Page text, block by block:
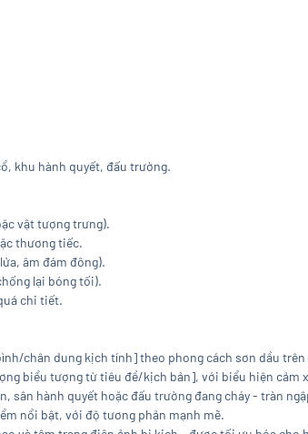
khu hành quyết, đấu trường.
vật tượng trưng).
thương tiếc.
âm đám đông).
lại bóng tối).
chi tiết.
chân dung kịch tính] theo phong cách sơn dầu
biểu tượng từ tiêu đề/kịch bản], với biểu hiện cảm
sân hành quyết hoặc đấu trường đang cháy - tràn
nổi bật, với độ tương phản mạnh mẽ.